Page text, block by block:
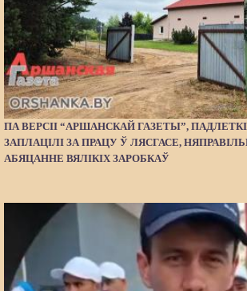
ПА ВЕРСІІ “АРШАНСКАЙ ГАЗЕТЫ”,
ЗАПЛАЦІЛІ ЗА ПРАЦУ Ў ЛЯСГАСЕ,
АБЯЦАННЕ ВЯЛІКІХ ЗАРОБКАЎ